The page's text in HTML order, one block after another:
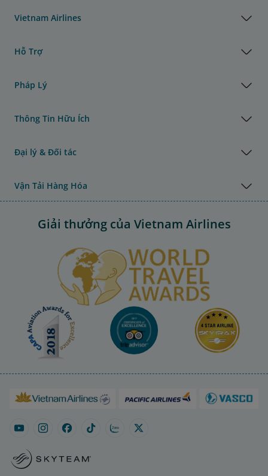
Vietnam Airlines
Hỗ Trợ
Pháp Lý
Thông Tin Hữu Ích
Đại lý & Đối tác
Vận Tải Hàng Hóa
Giải thưởng của Vietnam Airlines